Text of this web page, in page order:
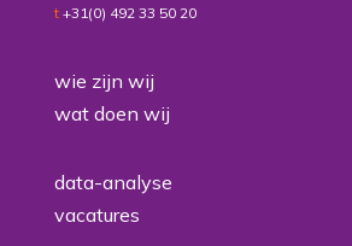
t +31(0) 492 33 50 20
wie zijn wij
wat doen wij
data-analyse
vacatures